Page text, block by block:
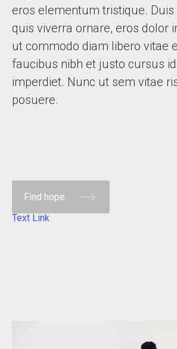
eros elementum tristique.
quis viverra ornare, eros dolor
ut commodo diam libero vitae
faucibus nibh et justo cursus
imperdiet. Nunc ut sem vitae
posuere.
Find hope
Text Link